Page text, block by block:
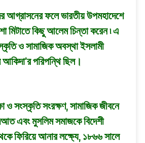
আগ্রাসনের ফলে ভারতীয় উপমহাদেশে
মিটাতে কিছু আলেম চিন্তা করেন ৷ এ
ও সামাজিক অবস্থা ইসলামী
পরিপন্থি ছিল।
ও সংস্কৃতি সংরক্ষণ, সামাজিক জীবনে
এবং মুসলিম সমাজকে বিদেশী
ফিরিয়ে আনার লক্ষ্যে, ১৮৬৬ সালে